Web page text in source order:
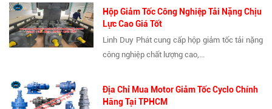
Hộp Giảm Tốc Công Nghiệp Tải Nặng Chịu
Lực Cao Giá Tốt
Linh Duy Phát cung cấp hộp giảm tốc tải nặng
công nghiệp chất lượng cao,...
Địa Chỉ Mua Motor Giảm Tốc Cyclo Chính
Hãng Tại TPHCM